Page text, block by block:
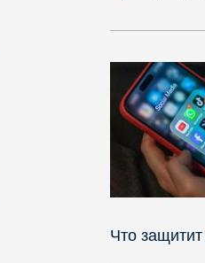
Что